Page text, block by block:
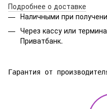
Подробнее о доставке
Наличными при
Через кассу или
Приватбанк.
Гарантия от